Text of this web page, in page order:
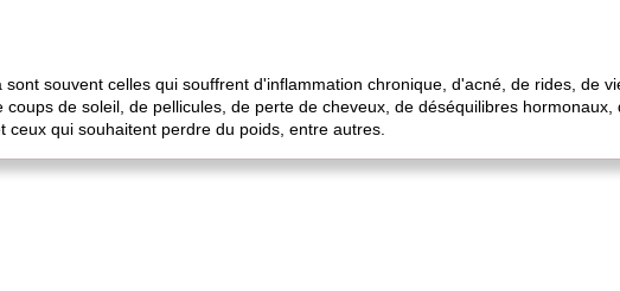
souvent celles qui souffrent d'inflammation chronique, d'acné, de rides, de
de soleil, de pellicules, de perte de cheveux, de déséquilibres hormonaux,
qui souhaitent perdre du poids, entre autres.